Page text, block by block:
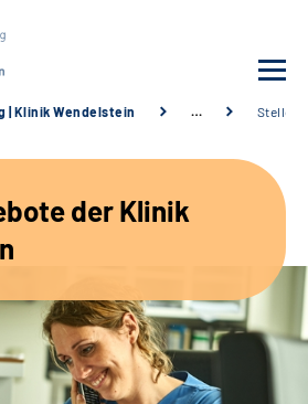
| Klinik Wendelstein …
der Klinik